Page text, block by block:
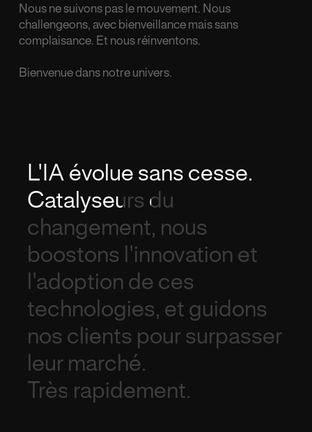
Nous ne suivons pas le mouvement. Nous
challengeons, avec bienveillance mais sans
complaisance. Et nous réinventons.
Bienvenue dans notre univers.
L'IAévoluesanscesse.
Catalyseurs du
changement, nous
boostons l'innovationet
l'adoptiondeces
technologies, etguidons
nos clients poursurpasser
leurmarché.
Très rapidement.